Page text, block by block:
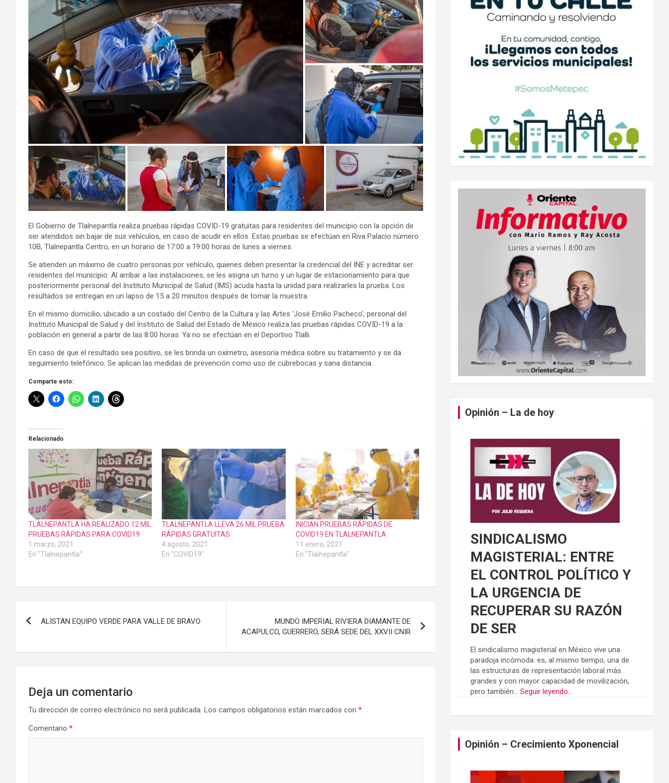
El Gobierno de Tlalnepantla realiza pruebas rápidas COVID-19 gratuitas para residentes del municipio con la opción de
ser atendidos sin bajar de sus vehículos, en caso de acudir en ellos. Estas pruebas se efectúan en Riva Palacio número
10B, Tlalnepantla Centro, en un horario de 17:00 a 19:00 horas de lunes a viernes.
Se atienden un máximo de cuatro personas por vehículo, quienes deben presentar la credencial del INE y acreditar ser
residentes del municipio. Al arribar a las instalaciones, se les asigna un turno y un lugar de estacionamiento para que
posteriormente personal del Instituto Municipal de Salud (IMS) acuda hasta la unidad para realizarles la prueba. Los
resultados se entregan en un lapso de 15 a 20 minutos después de tomar la muestra.
En el mismo domicilio, ubicado a un costado del Centro de la Cultura y las Artes ‘José Emilio Pacheco’, personal del
Instituto Municipal de Salud y del Instituto de Salud del Estado de México realiza las pruebas rápidas COVID-19 a la
población en general a partir de las 8:00 horas. Ya no se efectúan en el Deportivo Tlalli.
En caso de que el resultado sea positivo, se les brinda un oxímetro, asesoría médica sobre su tratamiento y se da
seguimiento telefónico. Se aplican las medidas de prevención como uso de cubrebocas y sana distancia.
Comparte esto:
Relacionado
TLALNEPANTLA HA REALIZADO 12 MIL
PRUEBAS RÁPIDAS PARA COVID19
1 marzo, 2021
En "Tlalnepantla"
TLALNEPANTLA LLEVA 26 MIL PRUEBA
RÁPIDAS GRATUITAS
4 agosto, 2021
En "COVID19"
INICIAN PRUEBAS RÁPIDAS DE
COVID19 EN TLALNEPANTLA
11 enero, 2021
En "Tlalnepantla"
entradas
ALISTAN EQUIPO VERDE PARA VALLE DE BRAVO
MUNDO IMPERIAL RIVIERA DIAMANTE DE
ACAPULCO, GUERRERO, SERÁ SEDE DEL XXVII CNIR
Deja un comentario
Tu dirección de correo electrónico no será publicada. Los campos obligatorios están marcados con *
Comentario *
Opinión – La de hoy
SINDICALISMO
MAGISTERIAL: ENTRE
EL CONTROL POLÍTICO Y
LA URGENCIA DE
RECUPERAR SU RAZÓN
DE SER
El sindicalismo magisterial en México vive una
paradoja incómoda: es, al mismo tiempo, una de
las estructuras de representación laboral más
grandes y con mayor capacidad de movilización,
pero también...Seguir leyendo...
Opinión – Crecimiento Xponencial